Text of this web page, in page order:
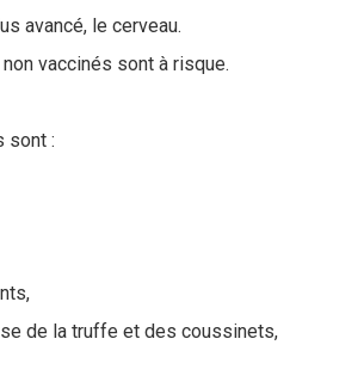
avancé, le cerveau.
vaccinés sont à risque.
sont :
de la truffe et des coussinets,